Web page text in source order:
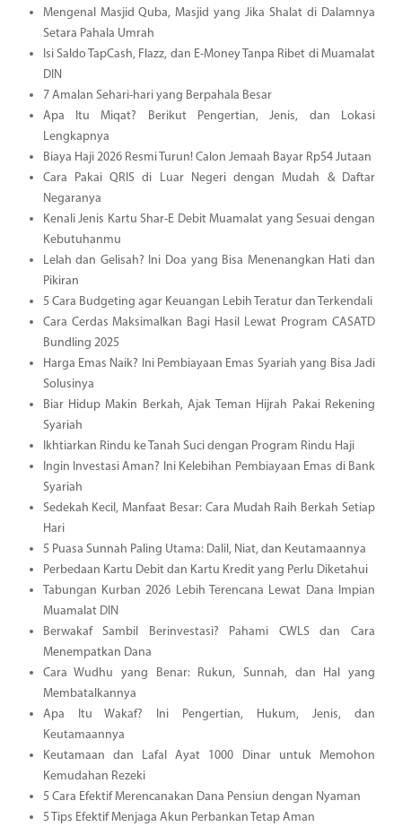
Mengenal Masjid Quba, Masjid yang Jika Shalat di Dalamnya
Setara Pahala Umrah
Isi Saldo TapCash, Flazz, dan E-Money Tanpa Ribet di Muamalat
DIN
7 Amalan Sehari-hari yang Berpahala Besar
Apa Itu Miqat? Berikut Pengertian, Jenis, dan Lokasi
Lengkapnya
Biaya Haji 2026 Resmi Turun! Calon Jemaah Bayar Rp54 Jutaan
Cara Pakai QRIS di Luar Negeri dengan Mudah & Daftar
Negaranya
Kenali Jenis Kartu Shar-E Debit Muamalat yang Sesuai dengan
Kebutuhanmu
Lelah dan Gelisah? Ini Doa yang Bisa Menenangkan Hati dan
Pikiran
5 Cara Budgeting agar Keuangan Lebih Teratur dan Terkendali
Cara Cerdas Maksimalkan Bagi Hasil Lewat Program CASATD
Bundling 2025
Harga Emas Naik? Ini Pembiayaan Emas Syariah yang Bisa Jadi
Solusinya
Biar Hidup Makin Berkah, Ajak Teman Hijrah Pakai Rekening
Syariah
Ikhtiarkan Rindu ke Tanah Suci dengan Program Rindu Haji
Ingin Investasi Aman? Ini Kelebihan Pembiayaan Emas di Bank
Syariah
Sedekah Kecil, Manfaat Besar: Cara Mudah Raih Berkah Setiap
Hari
5 Puasa Sunnah Paling Utama: Dalil, Niat, dan Keutamaannya
Perbedaan Kartu Debit dan Kartu Kredit yang Perlu Diketahui
Tabungan Kurban 2026 Lebih Terencana Lewat Dana Impian
Muamalat DIN
Berwakaf Sambil Berinvestasi? Pahami CWLS dan Cara
Menempatkan Dana
Cara Wudhu yang Benar: Rukun, Sunnah, dan Hal yang
Membatalkannya
Apa Itu Wakaf? Ini Pengertian, Hukum, Jenis, dan
Keutamaannya
Keutamaan dan Lafal Ayat 1000 Dinar untuk Memohon
Kemudahan Rezeki
5 Cara Efektif Merencanakan Dana Pensiun dengan Nyaman
5 Tips Efektif Menjaga Akun Perbankan Tetap Aman